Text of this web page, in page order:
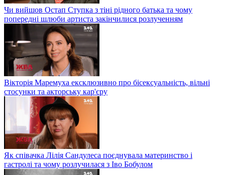
Чи вийшов Остап Ступка з тіні рідного батька та чому
попередні шлюби артиста закінчилися розлученням
Вікторія Маремуха ексклюзивно про бісексуальність, вільні
стосунки та акторську кар'єру
Як співачка Лілія Сандулеса поєднувала материнство і
гастролі та чому розлучилася з Іво Бобулом